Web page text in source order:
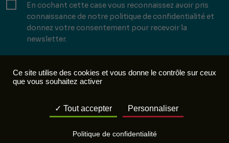
En cochant cette case vous reconnaissez avoir pris
connaissance de notre politique de confidentialité et
donnez votre consentement pour recevoir la
newsletter.
Réalisation : Mill, Privas
Ce site utilise des cookies et vous donne le contrôle sur ceux
que vous souhaitez activer
Tout accepter Personnaliser
Politique de confidentialité